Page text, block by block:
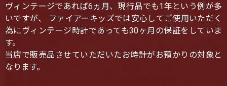
ヴィンテージであれば6ヵ月、現行品でも1年という例が多
いですが、 ファイアーキッズでは安心してご使用いただく
為にヴィンテージ時計であっても30ヶ月の保証をしていま
す。
当店で販売品させていただいたお時計がお預かりの対象と
なります。